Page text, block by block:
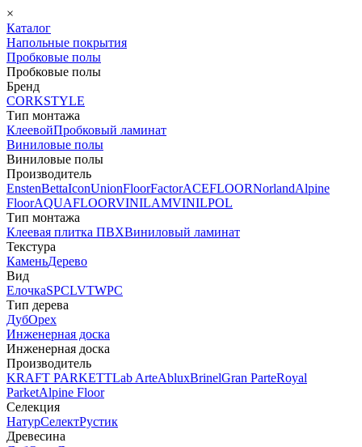
×
Каталог
Напольные покрытия
Пробковые полы
Пробковые полы
Бренд
CORKSTYLE
Тип монтажа
КлеевойПробковый ламинат
Виниловые полы
Виниловые полы
Производитель
EnstenBettaIconUnionFloorFactorACEFLOORNorlandAlpine
FloorAQUAFLOORVINILAMVINILPOL
Тип монтажа
Клеевая плитка ПВХВиниловый ламинат
Текстура
КаменьДерево
Вид
ЕлочкаSPCLVTWPC
Тип дерева
ДубОрех
Инженерная доска
Инженерная доска
Производитель
KRAFT PARKETTLab ArteAbluxBrinelGran ParteRoyal
ParketAlpine Floor
Селекция
НатурСелектРустик
Древесина